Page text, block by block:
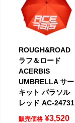
ROUGH&ROAD
ラフ＆ロード
ACERBIS
UMBRELLA サー
キット パラソル
レッド AC-24731
販売価格 ¥3,520